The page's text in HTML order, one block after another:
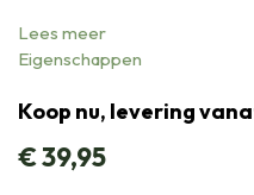
Lees meer
Eigenschappen
Koop nu, levering
€39,95